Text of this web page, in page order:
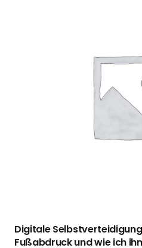
Digitale
Fußabdruck und wie ich